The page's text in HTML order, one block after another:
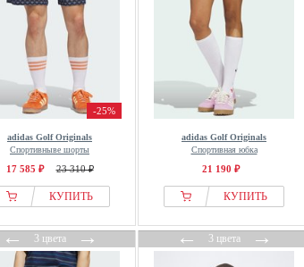
-25%
adidas Golf Originals
Спортивныве шорты
17 585 ₽ 23 310 ₽
КУПИТЬ
adidas Golf Originals
Спортивная юбка
21 190 ₽
КУПИТЬ
←3 цвета→ ←3 цвета→